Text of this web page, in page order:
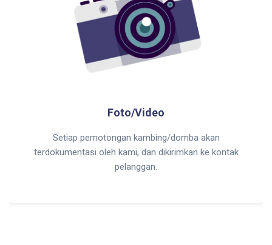
Foto/Video
Setiap pemotongan kambing/domba akan
terdokumentasi oleh kami, dan dikirimkan ke kontak
pelanggan.